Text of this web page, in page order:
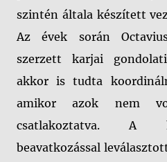
szintén általa készített
Az évek során
szerzett karjai
akkor is tudta
amikor azok nem
csatlakoztatva. A
beavatkozással